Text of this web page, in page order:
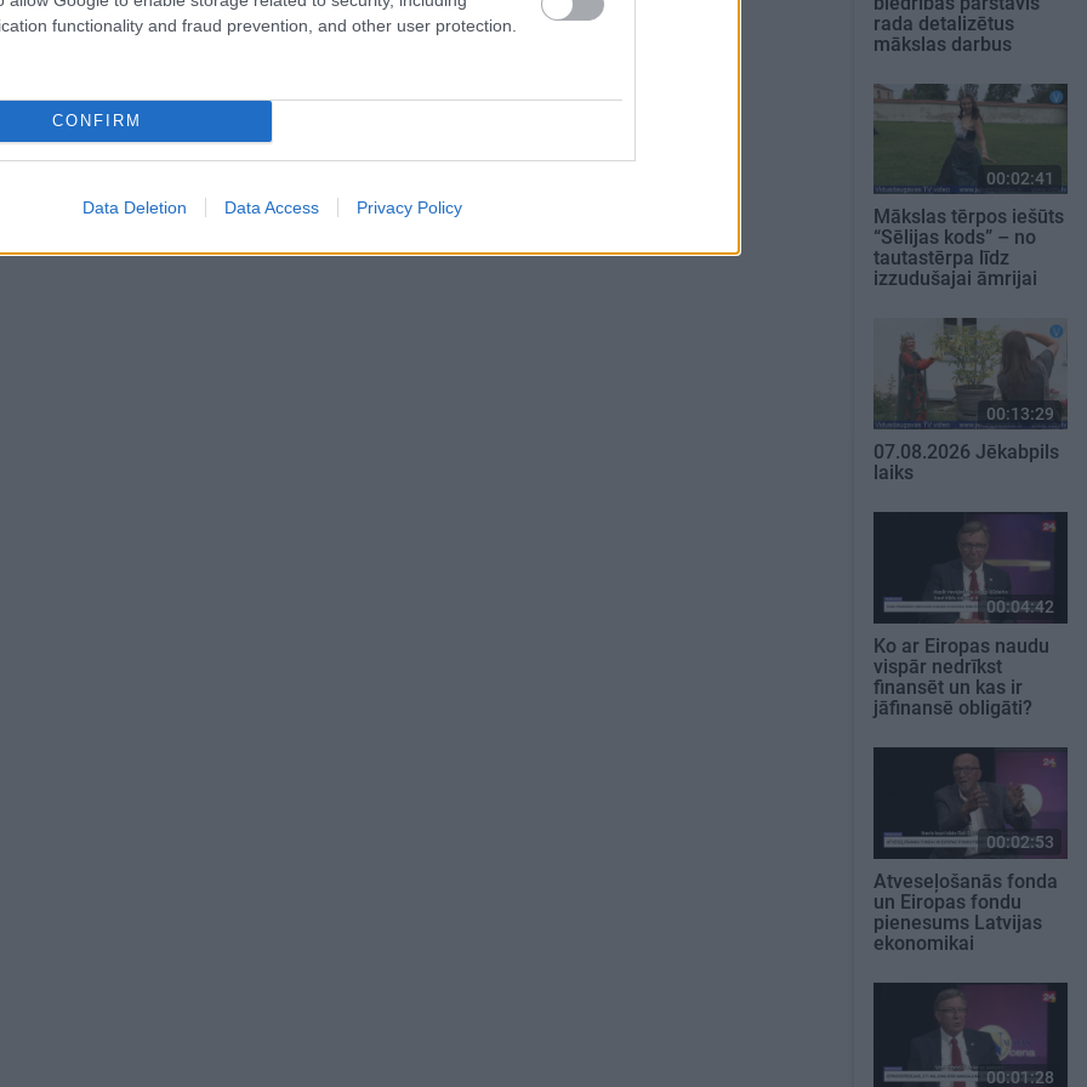
functionality and fraud prevention, and other user protection.
CONFIRM
Data Deletion Data Access Privacy Policy
rada detalizētus
mākslas darbus
00:02:41
Mākslas tērpos iešūts
“Sēlijas kods” – no
tautastērpa līdz
izzudušajai āmrijai
00:13:29
07.08.2026 Jēkabpils
laiks
00:04:42
Ko ar Eiropas naudu
vispār nedrīkst
finansēt un kas ir
jāfinansē obligāti?
00:02:53
Atveseļošanās fonda
un Eiropas fondu
pienesums Latvijas
ekonomikai
00:01:28